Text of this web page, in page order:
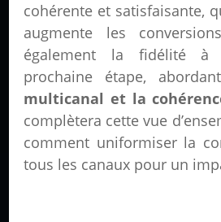
cohérente et satisfaisante,
augmente les
également la fidélité à
prochaine étape,
multicanal et la
complètera cette vue
comment uniformiser la
tous les canaux pour un